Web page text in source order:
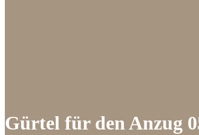
Gürtel für den Anzug